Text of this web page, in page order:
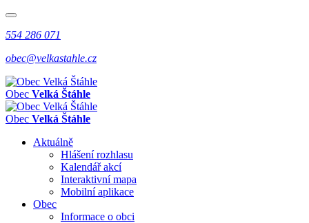
554 286 071
obec@velkastahle.cz
Obec Velká Štáhle
Obec Velká Štáhle
Aktuálně
Hlášení rozhlasu
Kalendář akcí
Interaktivní mapa
Mobilní aplikace
Obec
Informace o obci